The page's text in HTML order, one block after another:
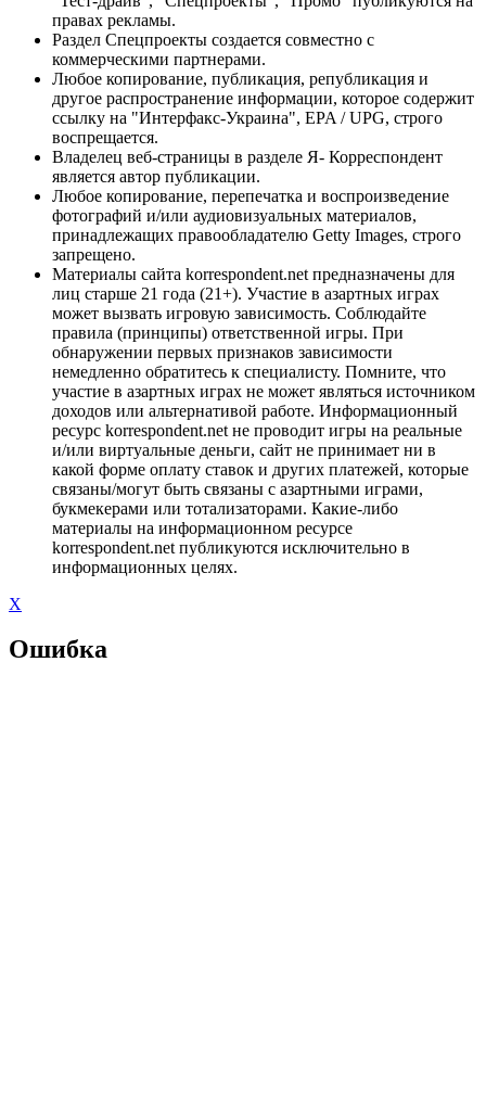
правах рекламы.
Раздел Спецпроекты создается совместно с
коммерческими партнерами.
Любое копирование, публикация, републикация и
другое распространение информации, которое содержит
ссылку на "Интерфакс-Украина", EPA / UPG, строго
воспрещается.
Владелец веб-страницы в разделе Я- Корреспондент
является автор публикации.
Любое копирование, перепечатка и воспроизведение
фотографий и/или аудиовизуальных материалов,
принадлежащих правообладателю Getty Images, строго
запрещено.
Материалы сайта korrespondent.net предназначены для
лиц старше 21 года (21+). Участие в азартных играх
может вызвать игровую зависимость. Соблюдайте
правила (принципы) ответственной игры. При
обнаружении первых признаков зависимости
немедленно обратитесь к специалисту. Помните, что
участие в азартных играх не может являться источником
доходов или альтернативой работе. Информационный
ресурс korrespondent.net не проводит игры на реальные
и/или виртуальные деньги, сайт не принимает ни в
какой форме оплату ставок и других платежей, которые
связаны/могут быть связаны с азартными играми,
букмекерами или тотализаторами. Какие-либо
материалы на информационном ресурсе
korrespondent.net публикуются исключительно в
информационных целях.
X
Ошибка